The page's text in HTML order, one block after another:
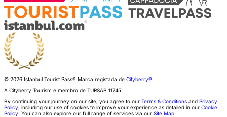
© 2026 Istanbul Tourist Pass® Marca registada de Cityberry®
A Cityberry Tourism é membro de TURSAB 11745
By continuing your journey on our site, you agree to our Terms & Conditions and Privacy
Policy, including our use of cookies to improve your experience as detailed in our Cookie
Policy. You can also explore our full range of services via our Site Map.